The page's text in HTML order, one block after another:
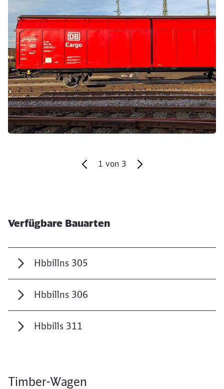
1 von 3
Verfügbare Bauarten
Hbbillns 305
Hbbillns 306
Hbbills 311
Timber-Wagen